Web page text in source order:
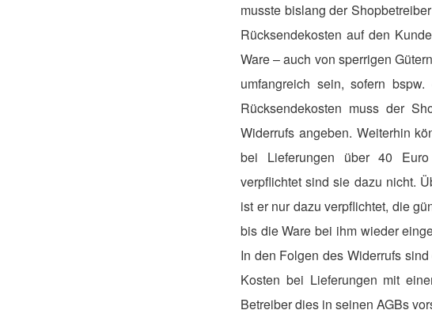
musste bislang der
Rücksendekosten auf den
Ware – auch von sperrigen
umfangreich sein, sofern
Rücksendekosten muss der
Widerrufs angeben. Weiterhin
bei Lieferungen über 40 Euro
verpflichtet sind sie dazu nicht.
ist er nur dazu verpflichtet, die
bis die Ware bei ihm wieder
In den Folgen des Widerrufs
Kosten bei Lieferungen mit
Betreiber dies in seinen AGBs